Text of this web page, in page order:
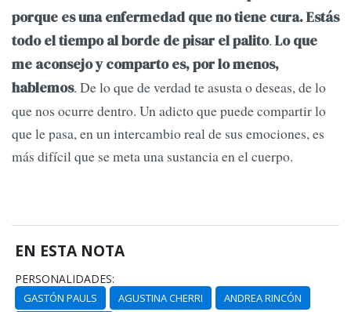
porque es una enfermedad que no tiene cura. Estás
todo el tiempo al borde de pisar el palito. Lo que
me aconsejo y comparto es, por lo menos,
hablemos. De lo que de verdad te asusta o deseas, de lo
que nos ocurre dentro. Un adicto que puede compartir lo
que le pasa, en un intercambio real de sus emociones, es
más difícil que se meta una sustancia en el cuerpo.
EN ESTA NOTA
PERSONALIDADES:
GASTÓN PAULS AGUSTINA CHERRI
ANDREA RINCÓN